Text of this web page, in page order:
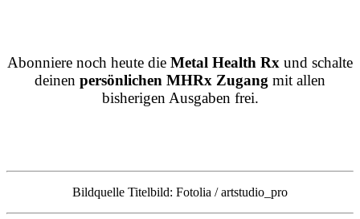
Abonniere noch heute die Metal Health Rx und schalte
deinen persönlichen MHRx Zugang mit allen
bisherigen Ausgaben frei.
Bildquelle Titelbild: Fotolia / artstudio_pro